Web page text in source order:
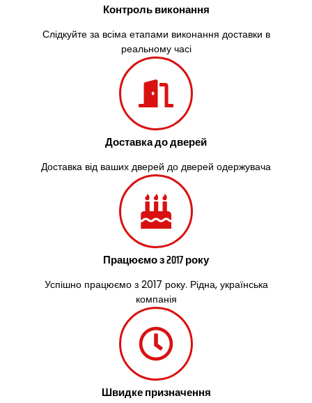
Контроль виконання
Слідкуйте за всіма етапами виконання доставки в
реальному часі
Доставка до дверей
Доставка від ваших дверей до дверей одержувача
Працюємо з 2017 року
Успішно працюємо з 2017 року. Рідна, українська
компанія
Швидке призначення